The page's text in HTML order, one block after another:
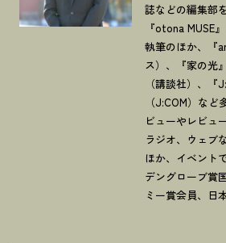
誌などの編集部
『otona MUSE
執筆のほか、『
ス）、『家の光
（講談社）、『
（J:COM）な
ビューやレビュ
ラジオ、ウェブ
ほか、イベント
デングローブ賞
ミー賞会員、日